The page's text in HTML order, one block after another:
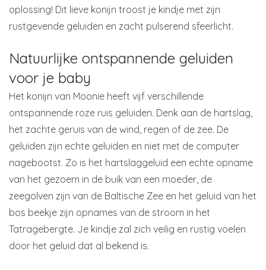
oplossing! Dit lieve konijn troost je kindje met zijn
rustgevende geluiden en zacht pulserend sfeerlicht.
Natuurlijke ontspannende geluiden
voor je baby
Het konijn van Moonie heeft vijf verschillende
ontspannende roze ruis geluiden. Denk aan de hartslag,
het zachte geruis van de wind, regen of de zee. De
geluiden zijn echte geluiden en niet met de computer
nagebootst. Zo is het hartslaggeluid een echte opname
van het gezoem in de buik van een moeder, de
zeegolven zijn van de Baltische Zee en het geluid van het
bos beekje zijn opnames van de stroom in het
Tatragebergte. Je kindje zal zich veilig en rustig voelen
door het geluid dat al bekend is.